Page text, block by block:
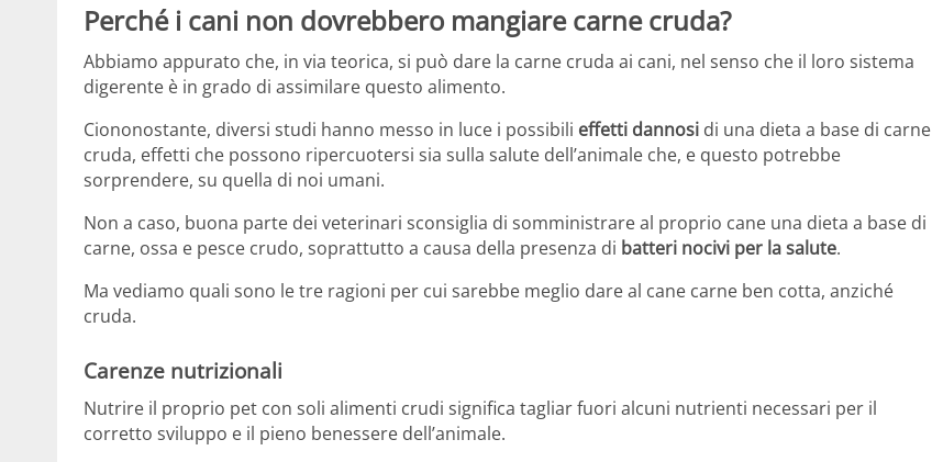
Perché i cani non dovrebbero mangiare carne cruda?
Abbiamo appurato che, in via teorica, si può dare la carne cruda ai cani, nel senso che il loro sistema
digerente è in grado di assimilare questo alimento.
Ciononostante, diversi studi hanno messo in luce i possibili effetti dannosi di una dieta a base di carne
cruda, effetti che possono ripercuotersi sia sulla salute dell’animale che, e questo potrebbe
sorprendere, su quella di noi umani.
Non a caso, buona parte dei veterinari sconsiglia di somministrare al proprio cane una dieta a base di
carne, ossa e pesce crudo, soprattutto a causa della presenza di batteri nocivi per la salute.
Ma vediamo quali sono le tre ragioni per cui sarebbe meglio dare al cane carne ben cotta, anziché
cruda.
Carenze nutrizionali
Nutrire il proprio pet con soli alimenti crudi significa tagliar fuori alcuni nutrienti necessari per il
corretto sviluppo e il pieno benessere dell’animale.